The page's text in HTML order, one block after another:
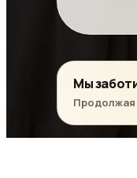
Мы
Продолжая